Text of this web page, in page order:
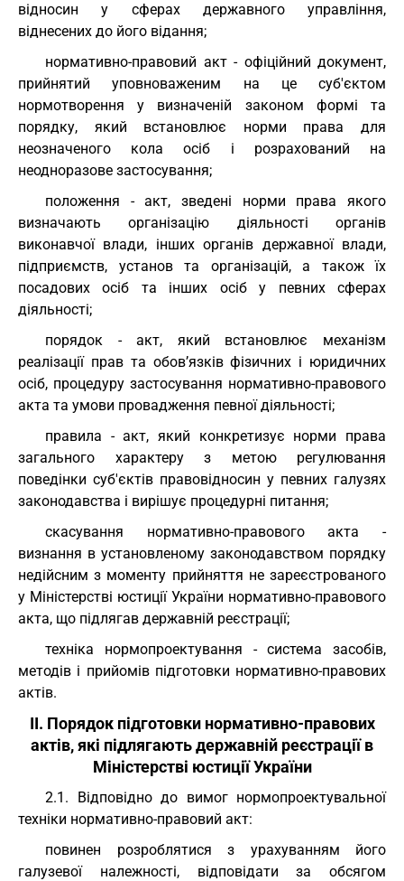
відносин у сферах державного управління,
віднесених до його відання;
нормативно-правовий акт - офіційний документ,
прийнятий уповноваженим на це суб'єктом
нормотворення у визначеній законом формі та
порядку, який встановлює норми права для
неозначеного кола осіб і розрахований на
неодноразове застосування;
положення - акт, зведені норми права якого
визначають організацію діяльності органів
виконавчої влади, інших органів державної влади,
підприємств, установ та організацій, а також їх
посадових осіб та інших осіб у певних сферах
діяльності;
порядок - акт, який встановлює механізм
реалізації прав та обов’язків фізичних і юридичних
осіб, процедуру застосування нормативно-правового
акта та умови провадження певної діяльності;
правила - акт, який конкретизує норми права
загального характеру з метою регулювання
поведінки суб'єктів правовідносин у певних галузях
законодавства і вирішує процедурні питання;
скасування нормативно-правового акта -
визнання в установленому законодавством порядку
недійсним з моменту прийняття не зареєстрованого
у Міністерстві юстиції України нормативно-правового
акта, що підлягав державній реєстрації;
техніка нормопроектування - система засобів,
методів і прийомів підготовки нормативно-правових
актів.
II. Порядок підготовки нормативно-правових
актів, які підлягають державній реєстрації в
Міністерстві юстиції України
2.1. Відповідно до вимог нормопроектувальної
техніки нормативно-правовий акт:
повинен розроблятися з урахуванням його
галузевої належності, відповідати за обсягом